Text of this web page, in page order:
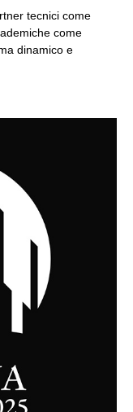
tecnici come
come
dinamico e